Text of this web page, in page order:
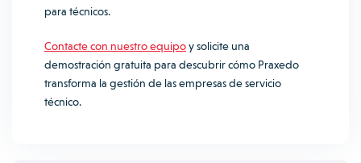
para técnicos.
Contacte con nuestro equipoy solicite una
demostración gratuita para descubrir cómo Praxedo
transforma la gestión de las empresas de servicio
técnico.